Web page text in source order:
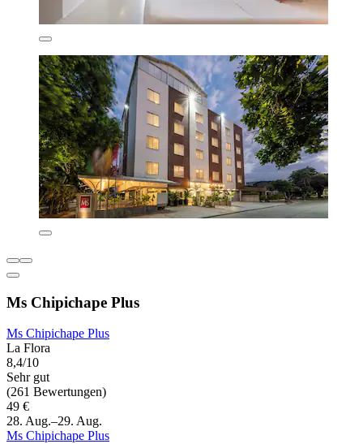
Ms Chipichape Plus
Ms Chipichape Plus
La Flora
8,4/10
Sehr gut
(261 Bewertungen)
49 €
28. Aug.–29. Aug.
Ms Chipichape Plus